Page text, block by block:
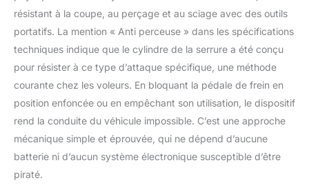
résistant à la coupe, au perçage et au sciage avec des outils
portatifs. La mention « Anti perceuse » dans les spécifications
techniques indique que le cylindre de la serrure a été conçu
pour résister à ce type d’attaque spécifique, une méthode
courante chez les voleurs. En bloquant la pédale de frein en
position enfoncée ou en empêchant son utilisation, le dispositif
rend la conduite du véhicule impossible. C’est une approche
mécanique simple et éprouvée, qui ne dépend d’aucune
batterie ni d’aucun système électronique susceptible d’être
piraté.